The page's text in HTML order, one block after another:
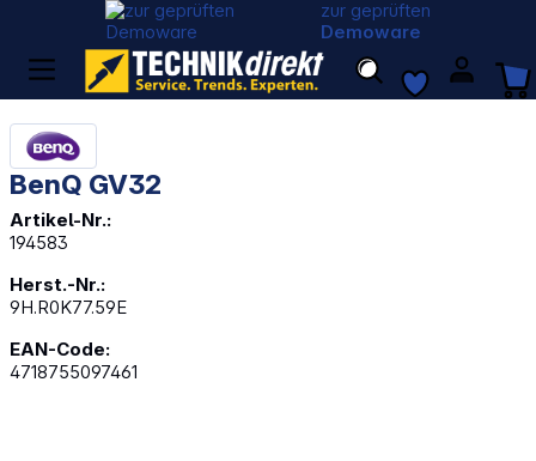
zur geprüften
Demoware
BenQ GV32
Artikel-Nr.:
194583
Herst.-Nr.:
9H.R0K77.59E
EAN-Code:
4718755097461